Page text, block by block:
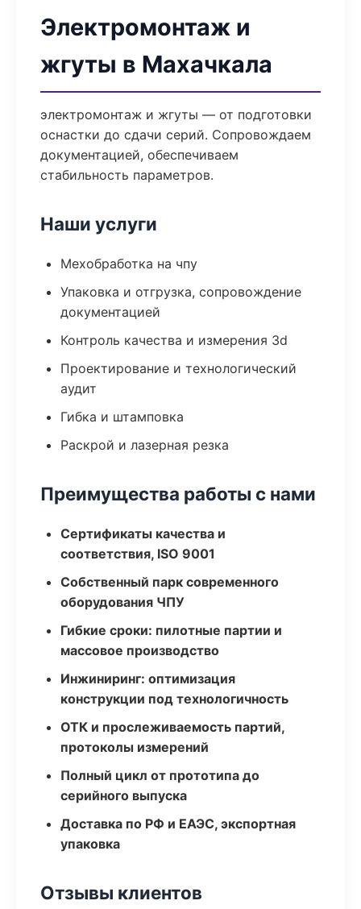
Электромонтаж и
жгуты в Махачкала
электромонтаж и жгуты — от подготовки
оснастки до сдачи серий. Сопровождаем
документацией, обеспечиваем
стабильность параметров.
Наши услуги
Мехобработка на чпу
Упаковка и отгрузка, сопровождение
документацией
Контроль качества и измерения 3d
Проектирование и технологический
аудит
Гибка и штамповка
Раскрой и лазерная резка
Преимущества работы с нами
Сертификаты качества и
соответствия, ISO 9001
Собственный парк современного
оборудования ЧПУ
Гибкие сроки: пилотные партии и
массовое производство
Инжиниринг: оптимизация
конструкции под технологичность
ОТК и прослеживаемость партий,
протоколы измерений
Полный цикл от прототипа до
серийного выпуска
Доставка по РФ и ЕАЭС, экспортная
упаковка
Отзывы клиентов